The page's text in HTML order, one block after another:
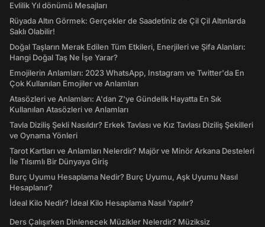
Evlilik Yıl dönümü Mesajları
Rüyada Altın Görmek: Gerçekler de Saadetiniz de Çil Çil Altınlarda
Saklı Olabilir!
Doğal Taşların Merak Edilen Tüm Etkileri, Enerjileri ve Şifa Alanları:
Hangi Doğal Taş Ne İşe Yarar?
Emojilerin Anlamları: 2023 WhatsApp, Instagram ve Twitter'da En
Çok Kullanılan Emojiler ve Anlamları
Atasözleri ve Anlamları: A'dan Z'ye Gündelik Hayatta En Sık
Kullanılan Atasözleri ve Anlamları
Tavla Diziliş Şekli Nasıldır? Erkek Tavlası ve Kız Tavlası Diziliş Şekilleri
ve Oynama Yönleri
Tarot Kartları ve Anlamları Nelerdir? Majör ve Minör Arkana Desteleri
İle Tılsımlı Bir Dünyaya Giriş
Burç Uyumu Hesaplama Nedir? Burç Uyumu, Aşk Uyumu Nasıl
Hesaplanır?
İdeal Kilo Nedir? İdeal Kilo Hesaplama Nasıl Yapılır?
Ders Çalışırken Dinlenecek Müzikler Nelerdir? Müziksiz